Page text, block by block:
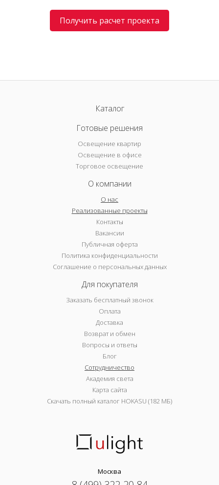
Получить расчет проекта
Каталог
Готовые решения
Освещение квартир
Освещение в офисе
Торговое освещение
О компании
О нас
Реализованные проекты
Контакты
Вакансии
Публичная оферта
Политика конфиденциальности
Соглашение о персональных данных
Для покупателя
Заказать бесплатный звонок
Оплата
Доставка
Возврат и обмен
Вопросы и ответы
Блог
Сотрудничество
Академия света
Карта сайта
Скачать полный каталог HOKASU (182 МБ)
Москва